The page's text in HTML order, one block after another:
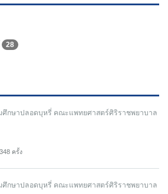
28
ศึกษาปลอดบุหรี่ คณะแพทยศาสตร์ศิริราชพยาบาล
ครั้ง
ศึกษาปลอดบุหรี่ คณะแพทยศาสตร์ศิริราชพยาบาล